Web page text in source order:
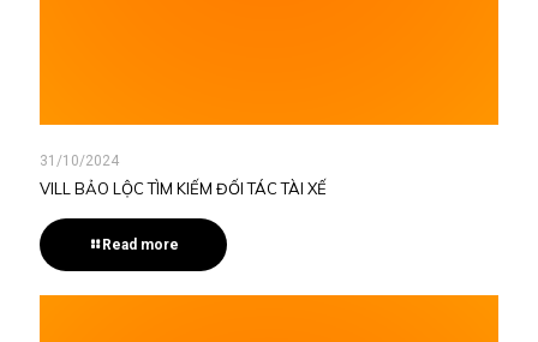
31/10/2024
VILL BẢO LỘC TÌM KIẾM ĐỐI TÁC TÀI XẾ
Read more